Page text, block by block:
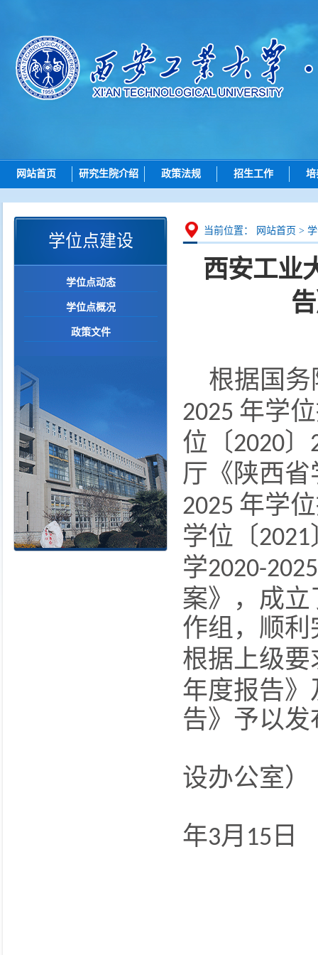
网站首页 研究生院介绍
研究生院简介
岗位职责
政策法规
总则
招生
培养
学位
招生工作
招生动态
博士招生
硕士招生
导师查询
各学院（研究院）联
智能问答
培
研
学位点建设
学位点动态
学位点概况
政策文件
当前位置： 网站首页 >
西安工业
根据国
2025 年学
位〔2020〕
厅《陕西
2025 年学
学位〔2021
学2020-2025
案》，成
作组，顺利
根据上级
年度报告
告》予以发
设办公室）
年3月 15 日